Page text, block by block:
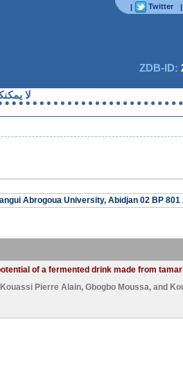
| Twitter |
ZDB-ID:
لا
Abrogoua University, Abidjan 02 BP 801
of a fermented drink made from
Pierre Alain, Gbogbo Moussa, and